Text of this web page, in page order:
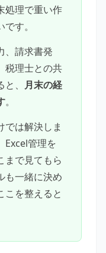
処理で重い作
す。
、請求書発
税理士との共
、 月末の経
。
では解決しま
Excel管理を
まで見てもら
も一緒に決め
こを整えると